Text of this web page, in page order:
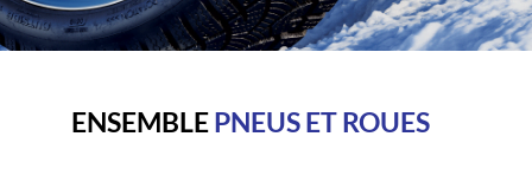
ENSEMBLEPNEUS ET ROUES